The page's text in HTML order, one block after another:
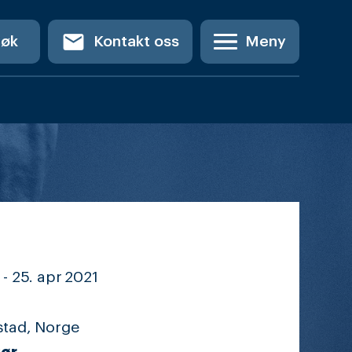
email Kontakt oss Meny
25. apr 2021
Norge